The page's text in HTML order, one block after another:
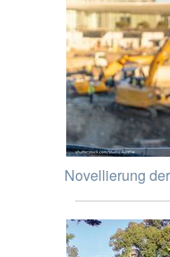
Novellierung